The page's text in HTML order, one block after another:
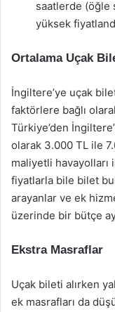
saatlerde (öğle
yüksek
Ortalama Uçak
İngiltere’ye uçak
faktörlere bağlı
Türkiye’den
olarak 3.000 TL ile
maliyetli havayolları
fiyatlarla bile bilet
arayanlar ve ek
üzerinde bir bütçe
Ekstra Masraflar
Uçak bileti alırken
ek masrafları da